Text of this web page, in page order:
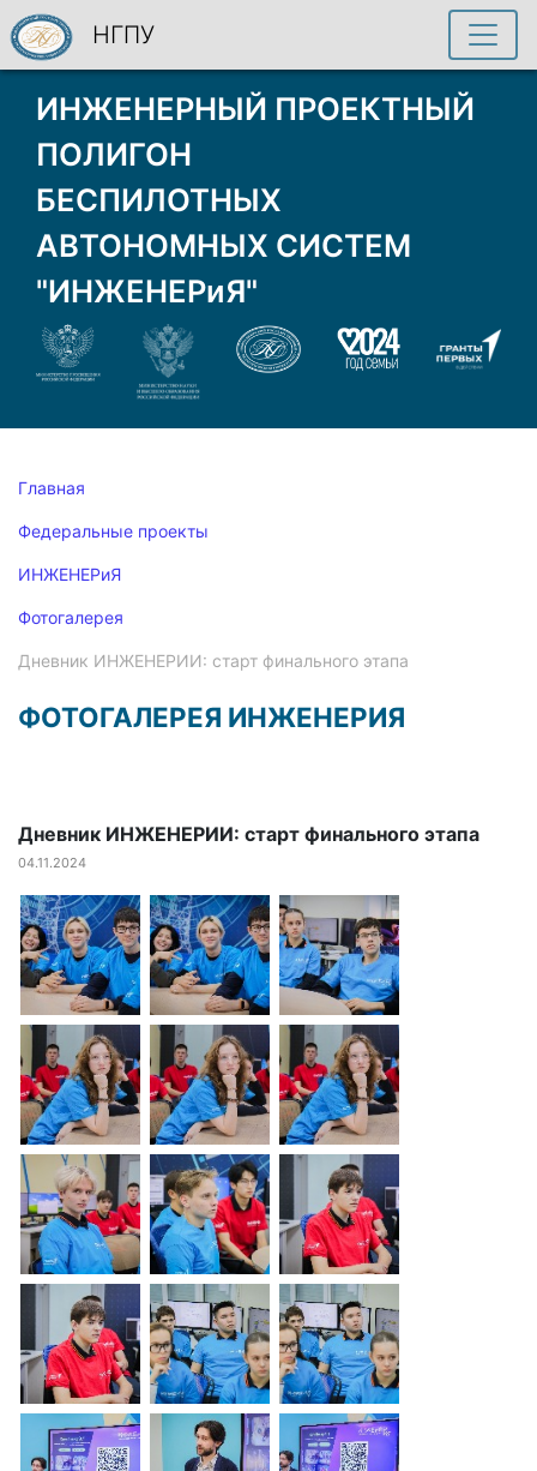
ИНЖЕНЕРНЫЙ ПРОЕКТНЫЙ
ПОЛИГОН
БЕСПИЛОТНЫХ
АВТОНОМНЫХ СИСТЕМ
"ИНЖЕНЕРиЯ"
НГПУ
Главная
Федеральные проекты
ИНЖЕНЕРиЯ
Фотогалерея
Дневник ИНЖЕНЕРИИ: старт финального этапа
ФОТОГАЛЕРЕЯ ИНЖЕНЕРИЯ
Дневник ИНЖЕНЕРИИ: старт финального этапа
04.11.2024